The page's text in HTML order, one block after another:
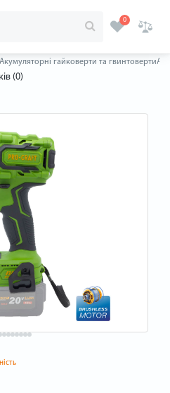
0
Акумуляторні гайковерти та гвинтоверти
(0)